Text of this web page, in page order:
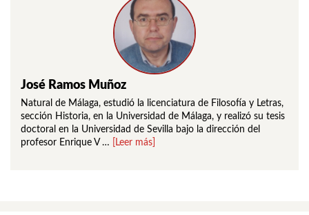
José Ramos Muñoz
Natural de Málaga, estudió la licenciatura de Filosofía y Letras,
sección Historia, en la Universidad de Málaga, y realizó su tesis
doctoral en la Universidad de Sevilla bajo la dirección del
profesor Enrique V …
[Leer más]